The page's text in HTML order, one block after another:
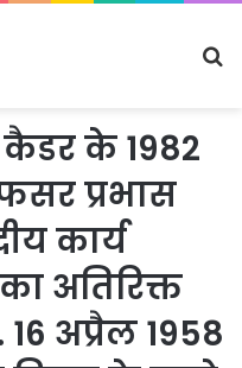
कैडर के 1982
प्रभास
कार्य
अतिरिक्त
16 अप्रैल 1958